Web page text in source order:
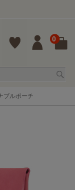
0
ブルポーチ